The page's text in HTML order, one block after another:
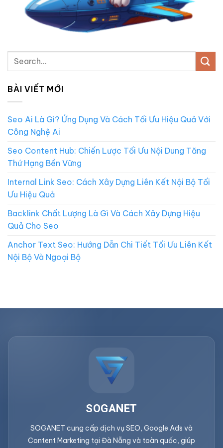
BÀI VIẾT MỚI
Seo Ai Là Gì? Ứng Dụng Và Cách Tối Ưu Hiệu Quả Với
Công Nghệ Ai
Seo Content Hub: Chiến Lược Tối Ưu Nội Dung Tăng
Thứ Hạng Bền Vững
Internal Link Seo: Cách Xây Dựng Liên Kết Nội Bộ Tối
Ưu Hiệu Quả
Backlink Chất Lượng Là Gì Và Cách Xây Dựng Hiệu
Quả Cho Seo
Anchor Text Seo: Hướng Dẫn Chi Tiết Tối Ưu Liên Kết
Nội Bộ Và Ngoại Bộ
SOGANET
SOGANET cung cấp dịch vụ SEO, Google Ads và
Content Marketing tại Đà Nẵng và toàn quốc, giúp